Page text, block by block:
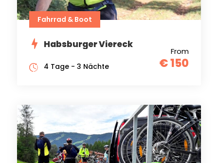
Fahrrad & Boot
Habsburger Viereck
From
€ 150
4 Tage - 3 Nächte